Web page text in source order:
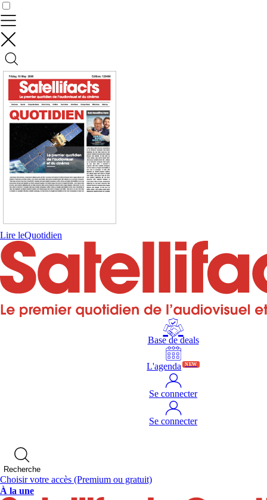
Lire leQuotidien
Base de deals
L'agenda NEW
Se connecter
Se connecter
Recherche
Choisir votre accès (Premium ou gratuit)
À la une
Contrôler vos données